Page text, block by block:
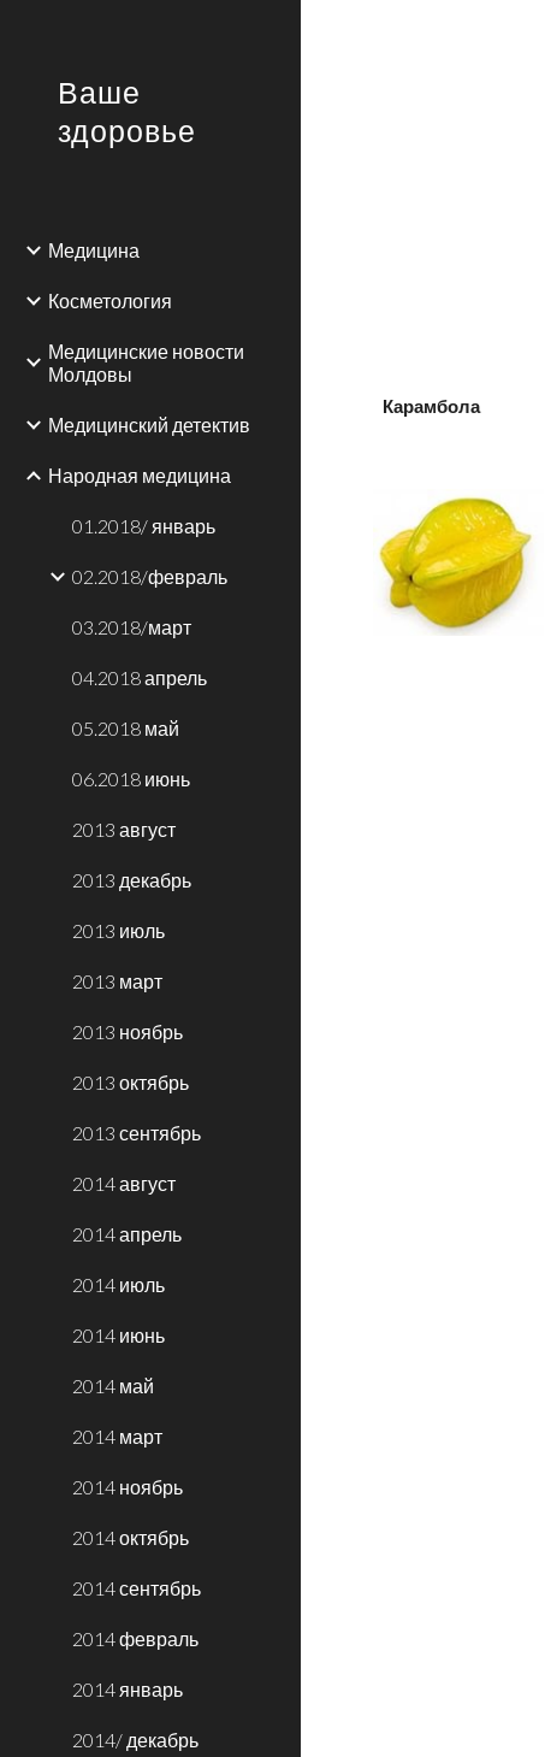
Ваше
здоровье
Медицина
Косметология
Медицинские новости
Молдовы
Медицинский детектив
Народная медицина
01.2018/ январь
02.2018/февраль
03.2018/март
04.2018 апрель
05.2018 май
06.2018 июнь
2013 август
2013 декабрь
2013 июль
2013 март
2013 ноябрь
2013 октябрь
2013 сентябрь
2014 август
2014 апрель
2014 июль
2014 июнь
2014 май
2014 март
2014 ноябрь
2014 октябрь
2014 сентябрь
2014 февраль
2014 январь
2014/ декабрь
Карамбола